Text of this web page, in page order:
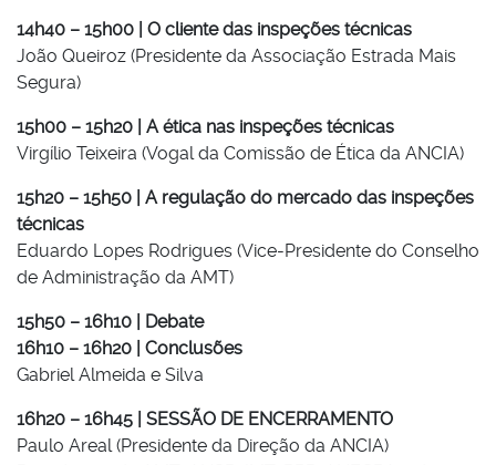
14h40 – 15h00 | O cliente das inspeções técnicas
João Queiroz (Presidente da Associação Estrada Mais
Segura)
15h00 – 15h20 | A ética nas inspeções técnicas
Virgílio Teixeira (Vogal da Comissão de Ética da ANCIA)
15h20 – 15h50 | A regulação do mercado das inspeções
técnicas
Eduardo Lopes Rodrigues (Vice-Presidente do Conselho
de Administração da AMT)
15h50 – 16h10 | Debate
16h10 – 16h20 | Conclusões
Gabriel Almeida e Silva
16h20 – 16h45 | SESSÃO DE ENCERRAMENTO
Paulo Areal (Presidente da Direção da ANCIA)